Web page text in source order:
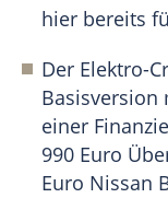
hier bereits
Der Elektro-
Basisversion
einer
990 Euro
Euro Nissan